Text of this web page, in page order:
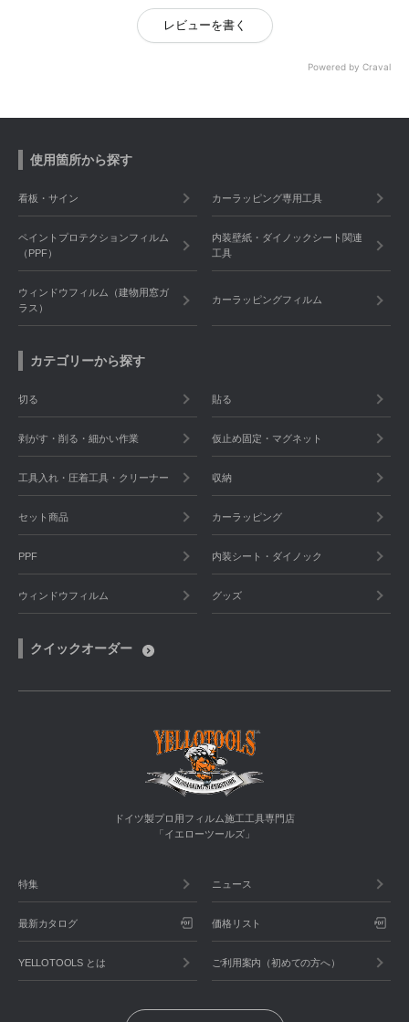
レビューを書く
Powered by Craval
使用箇所から探す
看板・サイン カーラッピング専用工具
ペイントプロテクションフィルム
（PPF）
内装壁紙・ダイノックシート関連
工具
ウィンドウフィルム（建物用窓ガ
ラス）
カーラッピングフィルム
カテゴリーから探す
切る 貼る
剥がす・削る・細かい作業 仮止め固定・マグネット
工具入れ・圧着工具・クリーナー 収納
セット商品 カーラッピング
PPF 内装シート・ダイノック
ウィンドウフィルム グッズ
クイックオーダー
ドイツ製プロ用フィルム施工工具専門店
「イエローツールズ」
特集 ニュース
最新カタログ 価格リスト
YELLOTOOLS とは ご利用案内（初めての方へ）